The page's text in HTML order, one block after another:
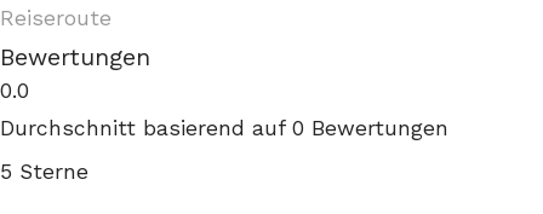
Reiseroute
Bewertungen
0.0
Durchschnitt basierend auf 0 Bewertungen
5 Sterne